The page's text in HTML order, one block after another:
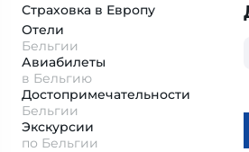
Страховка в Европу
Отели
Бельгии
Авиабилеты
в Бельгию
Достопримеча­тельности
Бельгии
Экскурсии
по Бельгии